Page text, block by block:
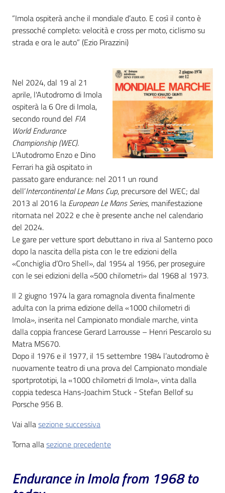
Risorse
Casa
Piani
Archivio
storico
Decentrate
Patto
per
la
lettura
Seguici
su
“Imola ospiterà anche il mondiale d’auto. E così il conto è
pressoché completo: velocità e cross per moto, ciclismo su
strada e ora le auto” (Ezio Pirazzini)
Nel 2024, dal 19 al 21
aprile, l'Autodromo di Imola
ospiterà la 6 Ore di Imola,
secondo round del FIA
World Endurance
Championship (WEC).
L’Autodromo Enzo e Dino
Ferrari ha già ospitato in
passato gare endurance: nel 2011 un round
dell’Intercontinental Le Mans Cup, precursore del WEC; dal
2013 al 2016 la European Le Mans Series, manifestazione
ritornata nel 2022 e che è presente anche nel calendario
del 2024.
Le gare per vetture sport debuttano in riva al Santerno poco
dopo la nascita della pista con le tre edizioni della
«Conchiglia d’Oro Shell», dal 1954 al 1956, per proseguire
con le sei edizioni della «500 chilometri» dal 1968 al 1973.
Il 2 giugno 1974 la gara romagnola diventa finalmente
adulta con la prima edizione della «1000 chilometri di
Imola», inserita nel Campionato mondiale marche, vinta
dalla coppia francese Gerard Larrousse – Henri Pescarolo su
Matra MS670.
Dopo il 1976 e il 1977, il 15 settembre 1984 l’autodromo è
nuovamente teatro di una prova del Campionato mondiale
sportprototipi, la «1000 chilometri di Imola», vinta dalla
coppia tedesca Hans-Joachim Stuck - Stefan Bellof su
Porsche 956 B.
Vai allasezione successiva
Torna allasezione precedente
Endurance in Imola from 1968 to